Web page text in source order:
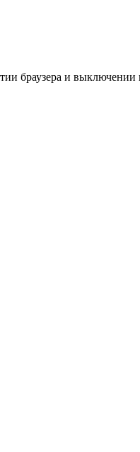
браузера и